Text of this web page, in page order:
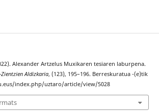
Alexander Artzelus Muxikaren tesiaren laburpena.
Aldizkaria, (123), 195–196. Berreskuratua -(e)tik
index.php/uztaro/article/view/5028